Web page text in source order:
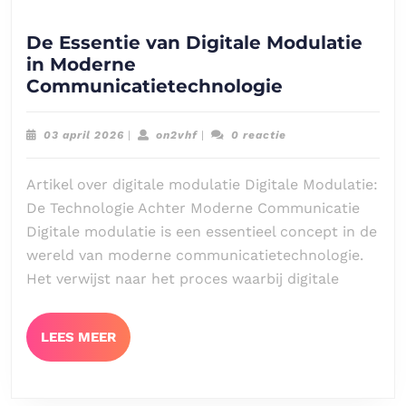
De Essentie van Digitale Modulatie
in Moderne
Communicatietechnologie
van
in
Moderne
03 april 2026 03
| on2vhfon2vhf
| 0 reactie
Artikel over digitale modulatie Digitale Modulatie:
De Technologie Achter Moderne Communicatie
Digitale modulatie is een essentieel concept in de
wereld van moderne communicatietechnologie.
Het verwijst naar het proces waarbij digitale
LEES MEERLEES
MEER